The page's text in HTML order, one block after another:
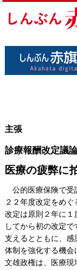
主張
診療報酬改定議
医療の疲弊に
公的医療保険で受
２２年度改定をめ
改定は原則２年に１
してから初の改定
支えるとともに、感
体制を強化する機会
文雄政権は、医療現